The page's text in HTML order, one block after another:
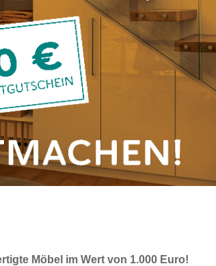
Schreibtisch
Outdoorküche der
Ultima
Möbel im Wert von 1.000 Euro!